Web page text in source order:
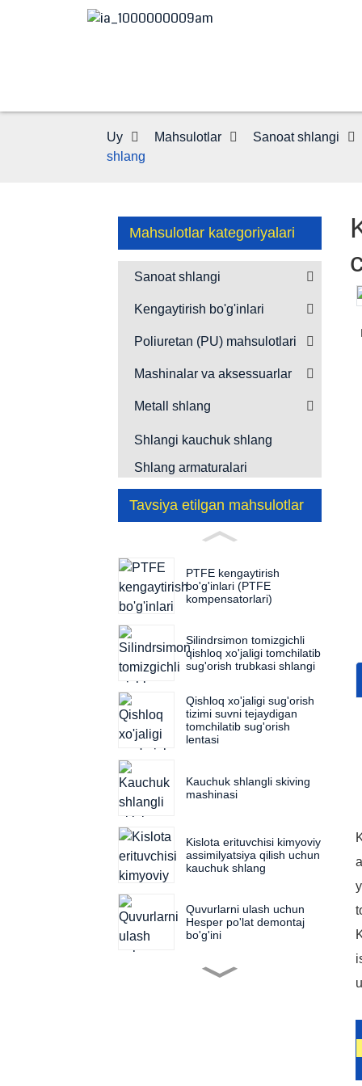
Uy Mahsulotlar Sanoat shlangi
shlang
Mahsulotlar kategoriyalari
Sanoat shlangi
Kengaytirish bo'g'inlari
Poliuretan (PU) mahsulotlari
Mashinalar va aksessuarlar
Metall shlang
Shlangi kauchuk shlang
Shlang armaturalari
Tavsiya etilgan mahsulotlar
PTFE kengaytirish
bo'g'inlari (PTFE
kompensatorlari)
Silindrsimon tomizgichli
qishloq xo'jaligi tomchilatib
sug'orish trubkasi shlangi
Qishloq xo'jaligi sug'orish
tizimi suvni tejaydigan
tomchilatib sug'orish
lentasi
Kauchuk shlangli skiving
mashinasi
Kislota erituvchisi kimyoviy
assimilyatsiya qilish uchun
kauchuk shlang
Quvurlarni ulash uchun
Hesper po'lat demontaj
bo'g'ini
Loading...
Loading...